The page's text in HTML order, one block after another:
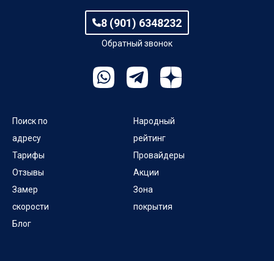
пер Попова
пер Попова 2-й
8 (901) 6348232
Обратный звонок
Поиск по
адресу
Тарифы
Отзывы
Замер
скорости
Блог
Народный
рейтинг
Провайдеры
Акции
Зона
покрытия